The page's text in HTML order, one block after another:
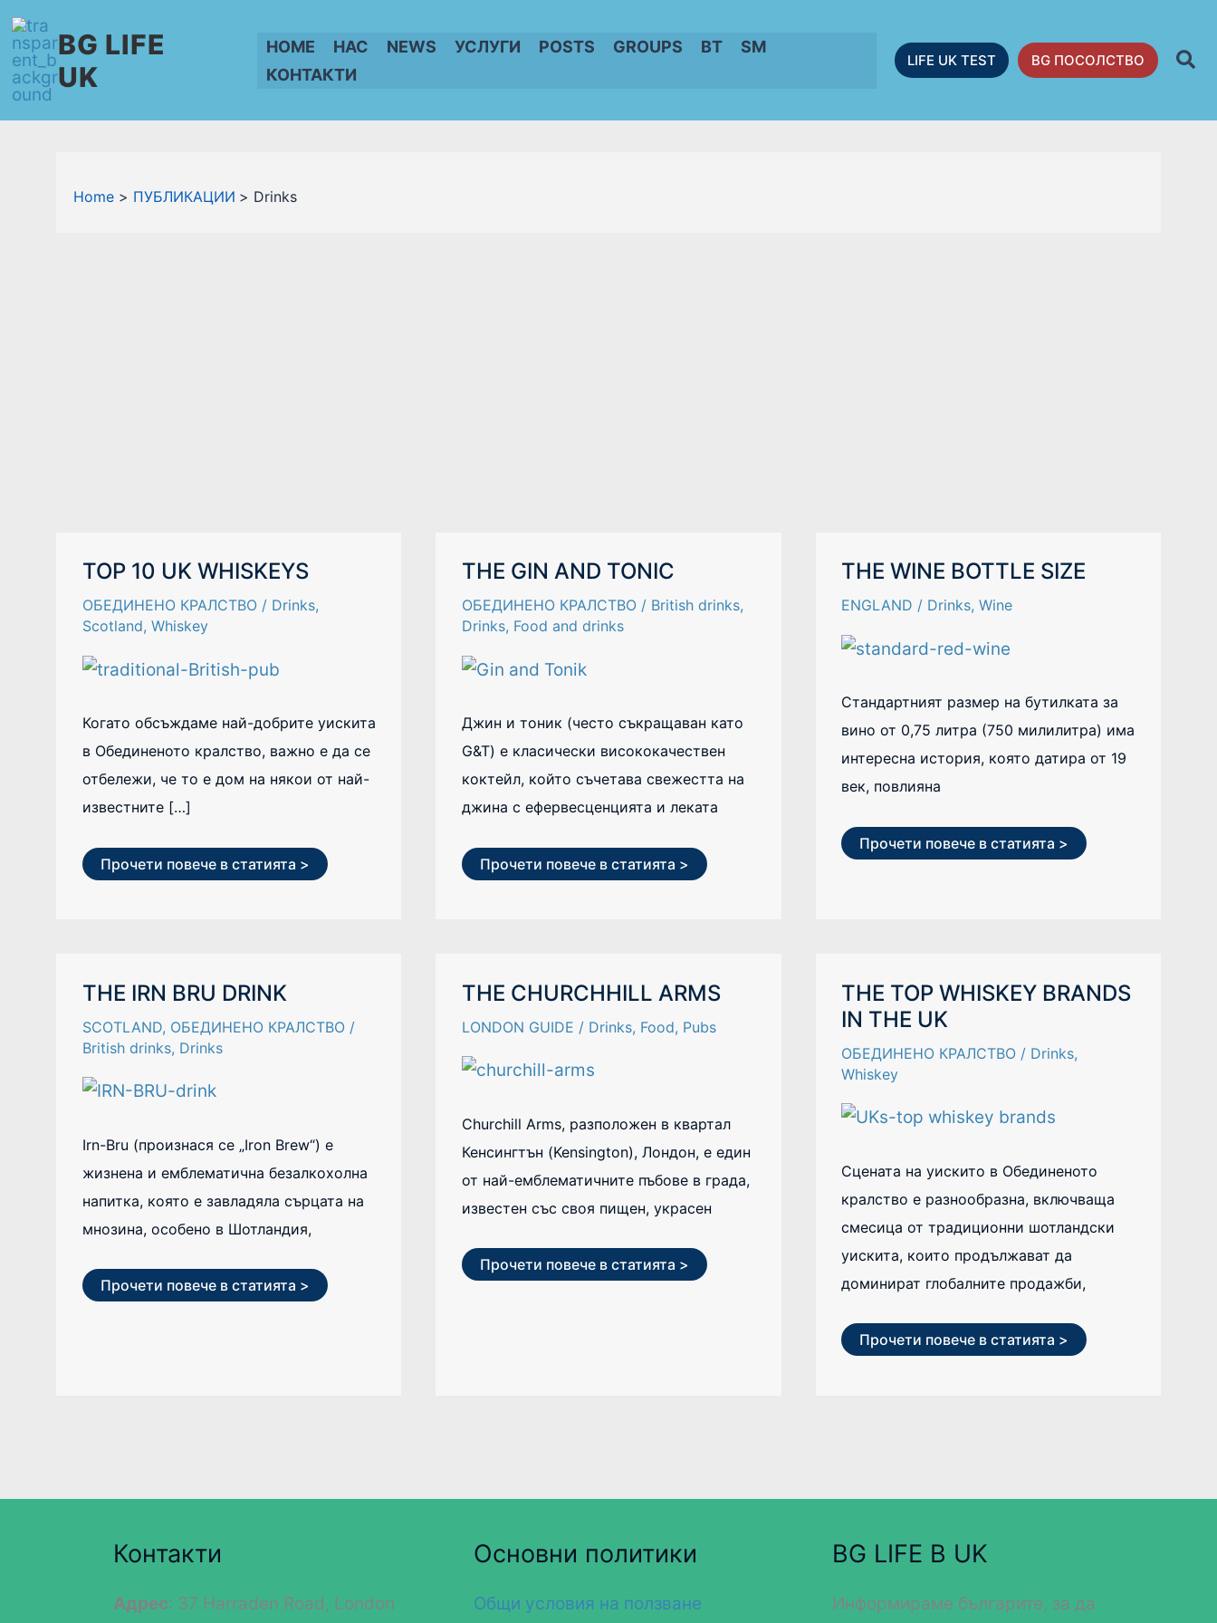
Skip
to
content
BG LIFE
UK
HOME НАС NEWS УСЛУГИ POSTS GROUPS BT
SM
КОНТАКТИ
LIFE UK TEST BG ПОСОЛСТВО
Home ПУБЛИКАЦИИ Drinks
TOP 10 UK WHISKEYS
ОБЕДИНЕНО КРАЛСТВО/ Drinks,
Scotland, Whiskey
Когато обсъждаме най-добрите уискита
в Обединеното кралство, важно е да се
отбележи, че то е дом на някои от най-
известните […]
TOP
10
WHISKEYS
Прочети повече в статията >
THE GIN AND TONIC
ОБЕДИНЕНО КРАЛСТВО/ British drinks,
Drinks, Food and drinks
Джин и тоник (често съкращаван като
G&T) е класически висококачествен
коктейл, който съчетава свежестта на
джина с ефервесценцията и леката
THE
GIN
TONIC
Прочети повече в статията >
THE WINE BOTTLE SIZE
ENGLAND / Drinks,Wine
Стандартният размер на бутилката за
вино от 0,75 литра (750 милилитра) има
интересна история, която датира от 19
век, повлияна
THE
WINE
SIZE
Прочети повече в статията >
THE IRN BRU DRINK
SCOTLAND, ОБЕДИНЕНО КРАЛСТВО/
British drinks, Drinks
Irn-Bru (произнася се „Iron Brew“) е
жизнена и емблематична безалкохолна
напитка, която е завладяла сърцата на
мнозина, особено в Шотландия,
THE
IRN
DRINK
Прочети повече в статията >
THE CHURCHHILL ARMS
LONDON GUIDE / Drinks, Food, Pubs
Churchill Arms, разположен в квартал
Кенсингтън (Kensington), Лондон, е един
от най-емблематичните пъбове в града,
известен със своя пищен, украсен
THE
CHURCHHILL
Прочети повече в статията >
THE TOP WHISKEY BRANDS
IN THE UK
ОБЕДИНЕНО КРАЛСТВО / Drinks,
Whiskey
Сцената на уискито в Обединеното
кралство е разнообразна, включваща
смесица от традиционни шотландски
уискита, които продължават да
доминират глобалните продажби,
THE
TOP
WHISKEY
BRANDS
IN
THE
UK
Прочети повече в статията >
Контакти
Адрес: 37 Harraden Road, London
Основни политики
Общи условия на ползване
BG LIFE В UK
Информираме българите, за да